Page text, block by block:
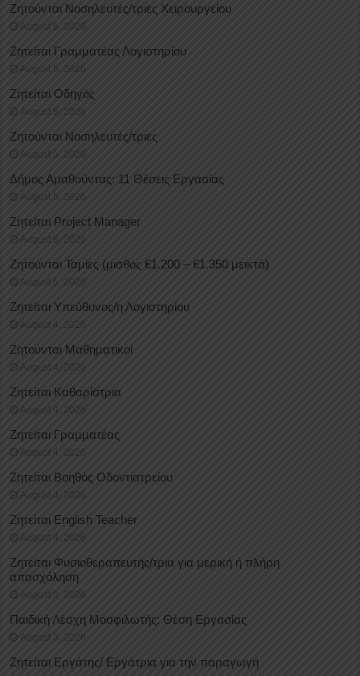
Ζητούνται Νοσηλευτές/τριες Χειρουργείου
August 5, 2026
Ζητείται Γραμματέας Λογιστηρίου
August 5, 2026
Ζητείται Οδηγός
August 5, 2026
Ζητούνται Νοσηλευτές/τριες
August 5, 2026
Δήμος Αμαθούντας: 11 Θέσεις Εργασίας
August 5, 2026
Ζητείται Project Manager
August 5, 2026
Ζητούνται Ταμίες (μισθός €1.200 – €1.350 μεικτά)
August 5, 2026
Ζητείται Υπεύθυνος/η Λογιστηρίου
August 4, 2026
Ζητούνται Μαθηματικοί
August 4, 2026
Ζητείται Καθαρίστρια
August 4, 2026
Ζητείται Γραμματέας
August 4, 2026
Ζητείται Βοηθός Οδοντιατρείου
August 4, 2026
Ζητείται English Teacher
August 4, 2026
Ζητείται Φυσιοθεραπευτής/τρια για μερική ή πλήρη
απασχόληση
August 3, 2026
Παιδική Λέσχη Μοσφιλωτής: Θέση Εργασίας
August 3, 2026
Ζητείται Εργάτης/ Εργάτρια για την παραγωγή